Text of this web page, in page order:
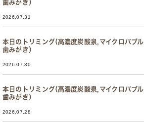
歯みがき）
2026.07.31
本日のトリミング(高濃度炭酸泉,マイクロバブル,
歯みがき）
2026.07.30
本日のトリミング(高濃度炭酸泉,マイクロバブル,
歯みがき）
2026.07.28